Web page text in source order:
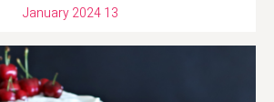
January 2024 13